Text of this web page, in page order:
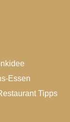
Essen
Tipps